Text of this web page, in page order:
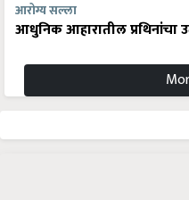
आरोग्य सल्ला
आधुनिक आहारातील प्रथिनांचा